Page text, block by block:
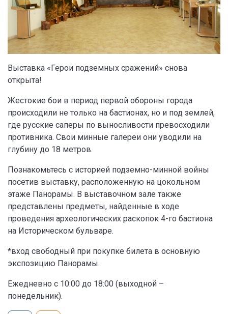
Выставка «Герои подземных сражений» снова
открыта!
Жестокие бои в период первой обороны города
происходили не только на бастионах, но и под землей,
где русские саперы по выносливости превосходили
противника. Свои минные галереи они уводили на
глубину до 18 метров.
Познакомьтесь с историей подземно-минной войны
посетив выставку, расположенную на цокольном
этаже Панорамы. В выставочном зале также
представлены предметы, найденные в ходе
проведения археологических раскопок 4-го бастиона
на Историческом бульваре.
*вход свободный при покупке билета в основную
экспозицию Панорамы.
Ежедневно с 10:00 до 18:00 (выходной –
понедельник).